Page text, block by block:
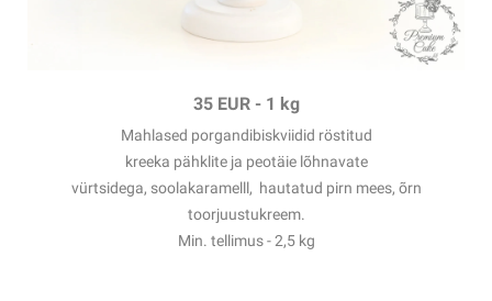
35 EUR- 1 kg
Mahlased porgandibiskviidid röstitud
kreeka pähklite ja peotäie lõhnavate
vürtsidega, soolakaramelll, hautatud pirn mees, õrn
toorjuustukreem.
Min. tellimus - 2,5 kg